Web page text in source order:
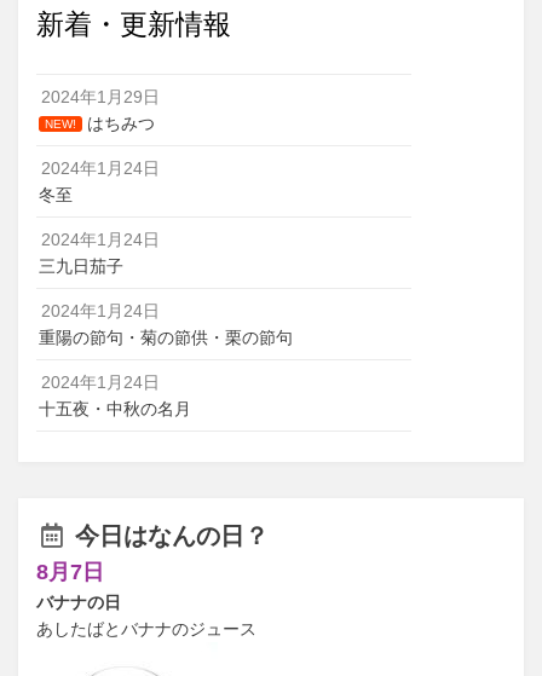
新着・更新情報
2024年1月29日
NEW! はちみつ
2024年1月24日
冬至
2024年1月24日
三九日茄子
2024年1月24日
重陽の節句・菊の節供・栗の節句
2024年1月24日
十五夜・中秋の名月
今日はなんの日？
8月7日
バナナの日
あしたばとバナナのジュース